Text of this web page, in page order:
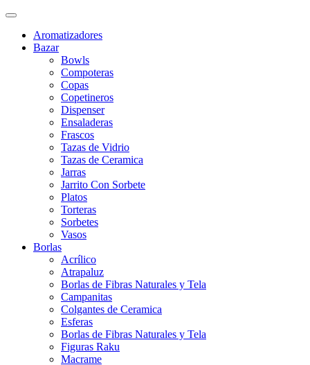
Aromatizadores
Bazar
Bowls
Compoteras
Copas
Copetineros
Dispenser
Ensaladeras
Frascos
Tazas de Vidrio
Tazas de Ceramica
Jarras
Jarrito Con Sorbete
Platos
Torteras
Sorbetes
Vasos
Borlas
Acrílico
Atrapaluz
Borlas de Fibras Naturales y Tela
Campanitas
Colgantes de Ceramica
Esferas
Borlas de Fibras Naturales y Tela
Figuras Raku
Macrame